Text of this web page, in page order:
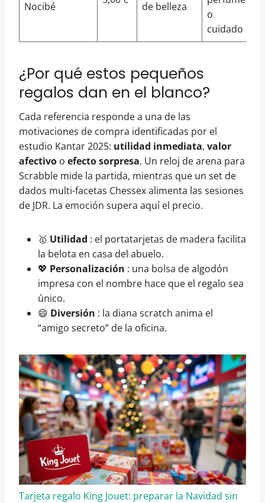
Nocibé de belleza
o
cuidado
¿Por qué estos pequeños
regalos dan en el blanco?
Cada referencia responde a una de las
motivaciones de compra identificadas por el
estudio Kantar 2025: utilidad inmediata, valor
afectivo o efecto sorpresa. Un reloj de arena para
Scrabble mide la partida, mientras que un set de
dados multi-facetas Chessex alimenta las sesiones
de JDR. La emoción supera aquí el precio.
🥇 Utilidad : el portatarjetas de madera facilita
la belota en casa del abuelo.
💖 Personalización : una bolsa de algodón
impresa con el nombre hace que el regalo sea
único.
😄 Diversión : la diana scratch anima el
“amigo secreto” de la oficina.
Tarjeta regalo King Jouet: preparar la Navidad sin